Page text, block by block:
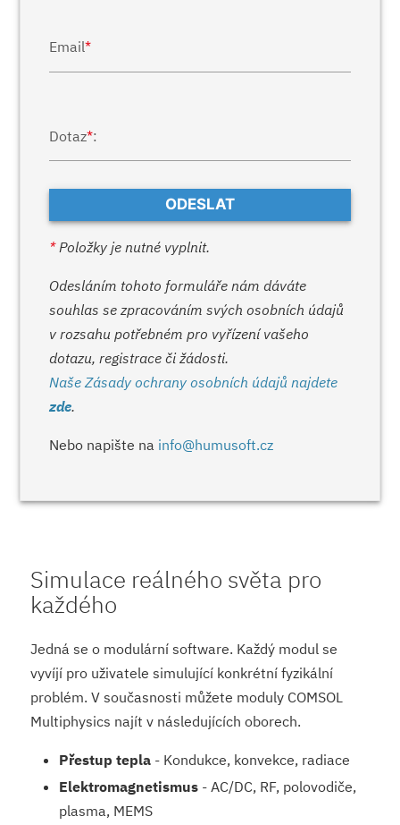
Email*
Dotaz*:
*Položky je nutné vyplnit.
Odesláním tohoto formuláře nám dáváte
souhlas se zpracováním svých osobních údajů
v rozsahu potřebném pro vyřízení vašeho
dotazu, registrace či žádosti.
Naše Zásady ochrany osobních údajů najdete
zde.
Nebo napište na info@humusoft.cz
Simulace reálného světa pro
každého
Jedná se o modulární software. Každý modul se
vyvíjí pro uživatele simulující konkrétní fyzikální
problém. V současnosti můžete moduly COMSOL
Multiphysics najít v následujících oborech.
Přestup tepla - Kondukce, konvekce, radiace
Elektromagnetis­mus - AC/DC, RF, polovodiče,
plasma, MEMS